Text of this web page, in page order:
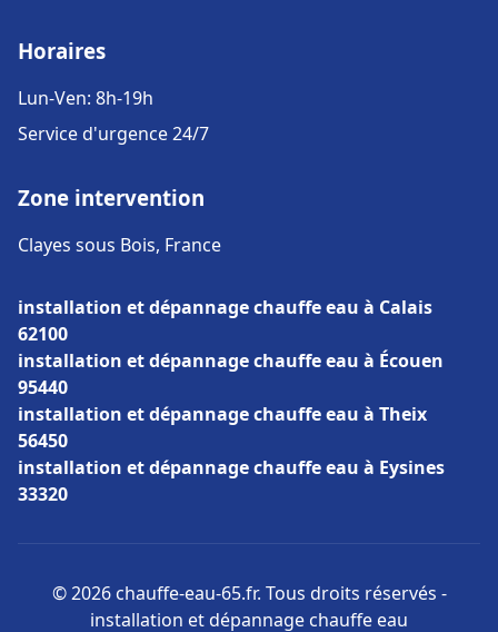
Horaires
Lun-Ven: 8h-19h
Service d'urgence 24/7
Zone intervention
Clayes sous Bois, France
installation et dépannage chauffe eau à Calais
62100
installation et dépannage chauffe eau à Écouen
95440
installation et dépannage chauffe eau à Theix
56450
installation et dépannage chauffe eau à Eysines
33320
© 2026 chauffe-eau-65.fr. Tous droits réservés -
installation et dépannage chauffe eau